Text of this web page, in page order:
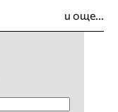
и още...